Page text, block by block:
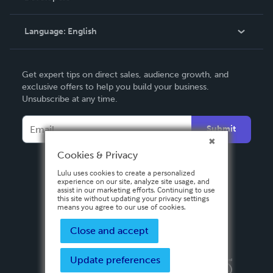
Knowledge Base
Contact Support
Language: English
Deutsch
Français
Español
Get expert tips on direct sales, audience growth, and
exclusive offers to help you build your business.
Unsubscribe at any time.
Submit
Privacy PolicyTerms & Conditions
Cookies & Privacy
Lulu uses cookies to create a personalized
experience on our site, analyze site usage, and
assist in our marketing efforts. Continuing to use
this site without updating your privacy settings
means you agree to our use of cookies.
Close and accept
Update preferences